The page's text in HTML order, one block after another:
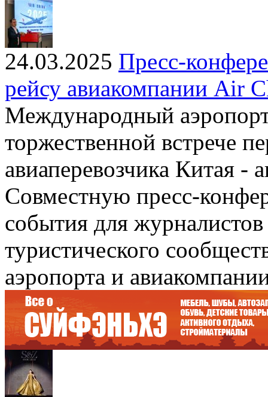
24.03.2025 Пресс-
рейсу авиакомпании Air
Международный
торжественной встрече
авиаперевозчика Китая -
Совместную пресс-
события для
туристического
аэропорта и